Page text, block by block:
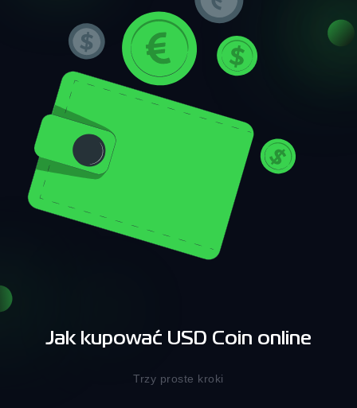
Jak kupować USD Coin online
Trzy proste kroki